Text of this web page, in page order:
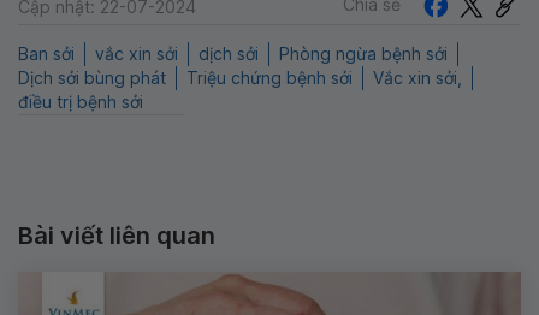
Cập nhật: 22-07-2024 Chia sẻ
Ban sởi vắc xin sởi dịch sởi
Phòng ngừa bệnh sởi
Dịch sởi bùng phát
Triệu chứng bệnh sởi
Vắc xin sởi,
điều trị bệnh sởi
Bài viết liên quan